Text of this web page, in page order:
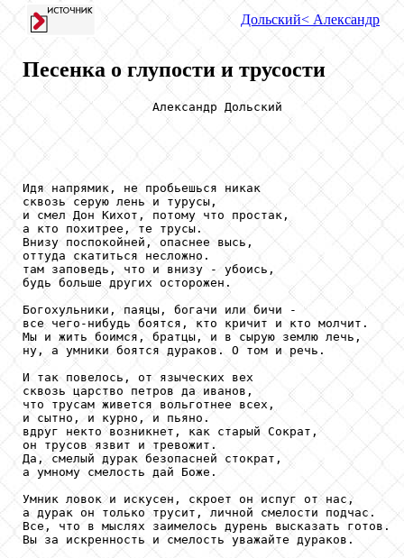
Дольский< Александр
Песенка о глупости и трусости
                  Александр Дольский
Идя напрямик, не пробьешься никак
сквозь серую лень и турусы,
и смел Дон Кихот, потому что простак,
а кто похитрее, те трусы.
Внизу поспокойней, опаснее высь,
оттуда скатиться несложно.
там заповедь, что и внизу - убоись,
будь больше других осторожен.
Богохульники, паяцы, богачи или бичи -
все чего-нибудь боятся, кто кричит и кто молчит.
Мы и жить боимся, братцы, и в сырую землю лечь,
ну, а умники боятся дураков. О том и речь.
И так повелось, от языческих вех
сквозь царство петров да иванов,
что трусам живется вольготнее всех,
и сытно, и курно, и пьяно.
вдруг некто возникнет, как старый Сократ,
он трусов язвит и тревожит.
Да, смелый дурак безопасней стократ,
а умному смелость дай Боже.
Умник ловок и искусен, скроет он испуг от нас,
а дурак он только трусит, личной смелости подчас.
Все, что в мыслях заимелось дурень высказать готов.
Вы за искренность и смелость уважайте дураков.